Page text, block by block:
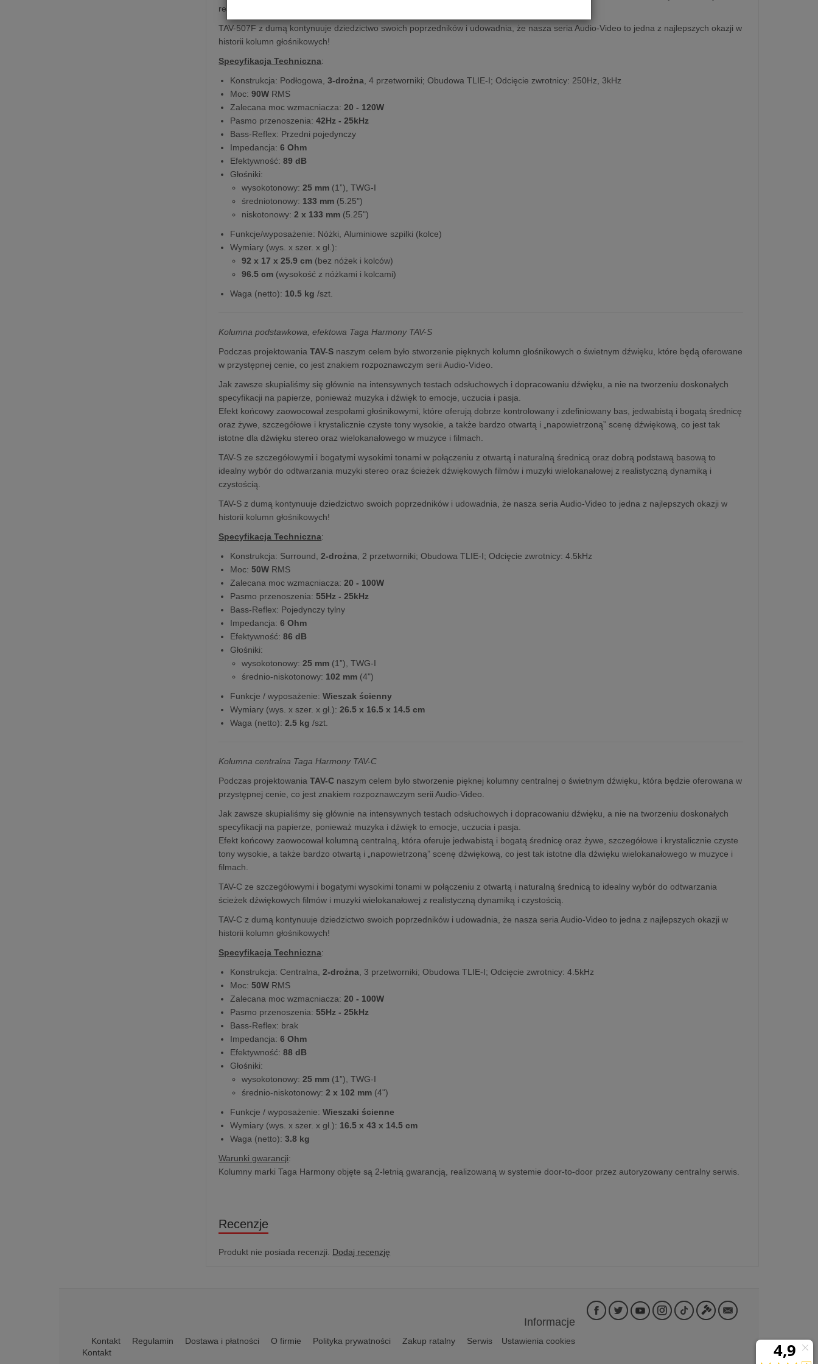
realistycznym basem zapewnianym przez dwa 5.25-calowe głośniki niskotonowe.
TAV-507F z dumą kontynuuje dziedzictwo swoich poprzedników i udowadnia, że nasza seria Audio-Video to jedna z najlepszych okazji w
historii kolumn głośnikowych!
Specyfikacja Techniczna:
Konstrukcja: Podłogowa,3-drożna , 4 przetworniki; Obudowa TLIE-I; Odcięcie zwrotnicy: 250Hz, 3kHz
Moc:90W RMS
Zalecana moc wzmacniacza: 20 - 120W
Pasmo przenoszenia: 42Hz - 25kHz
Bass-Reflex: Przedni pojedynczy
Impedancja:6 Ohm
Efektywność: 89 dB
Głośniki:
wysokotonowy:25 mm (1”), TWG-I
średniotonowy: 133 mm (5.25")
niskotonowy: 2 x 133 mm (5.25")
Funkcje/wyposażenie: Nóżki, Aluminiowe szpilki (kolce)
Wymiary (wys. x szer. x gł.):
92 x 17 x 25.9 cm (bez nóżek i kolców)
96.5 cm (wysokość z nóżkami i kolcami)
Waga (netto): 10.5 kg /szt.
Kolumna podstawkowa, efektowa Taga Harmony TAV-S
Podczas projektowaniaTAV-S naszym celem było stworzenie pięknych kolumn głośnikowych o świetnym dźwięku, które będą oferowane
w przystępnej cenie, co jest znakiem rozpoznawczym serii Audio-Video.
Jak zawsze skupialiśmy się głównie na intensywnych testach odsłuchowych i dopracowaniu dźwięku, a nie na tworzeniu doskonałych
specyfikacji na papierze, ponieważ muzyka i dźwięk to emocje, uczucia i pasja.
Efekt końcowy zaowocował zespołami głośnikowymi, które oferują dobrze kontrolowany i zdefiniowany bas, jedwabistą i bogatą średnicę
oraz żywe, szczegółowe i krystalicznie czyste tony wysokie, a także bardzo otwartą i „napowietrzoną” scenę dźwiękową, co jest tak
istotne dla dźwięku stereo oraz wielokanałowego w muzyce i filmach.
TAV-S ze szczegółowymi i bogatymi wysokimi tonami w połączeniu z otwartą i naturalną średnicą oraz dobrą podstawą basową to
idealny wybór do odtwarzania muzyki stereo oraz ścieżek dźwiękowych filmów i muzyki wielokanałowej z realistyczną dynamiką i
czystością.
TAV-S z dumą kontynuuje dziedzictwo swoich poprzedników i udowadnia, że nasza seria Audio-Video to jedna z najlepszych okazji w
historii kolumn głośnikowych!
Specyfikacja Techniczna:
Konstrukcja: Surround,2-drożna , 2 przetworniki; Obudowa TLIE-I; Odcięcie zwrotnicy: 4.5kHz
Moc:50W RMS
Zalecana moc wzmacniacza: 20 - 100W
Pasmo przenoszenia: 55Hz - 25kHz
Bass-Reflex: Pojedynczy tylny
Impedancja:6 Ohm
Efektywność: 86 dB
Głośniki:
wysokotonowy:25 mm (1”), TWG-I
średnio-niskotonowy: 102 mm (4")
Funkcje / wyposażenie:Wieszak ścienny
Wymiary (wys. x szer. x gł.): 26.5 x 16.5 x 14.5 cm
Waga (netto): 2.5 kg /szt.
Kolumna centralna Taga Harmony TAV-C
Podczas projektowaniaTAV-C naszym celem było stworzenie pięknej kolumny centralnej o świetnym dźwięku, która będzie oferowana w
przystępnej cenie, co jest znakiem rozpoznawczym serii Audio-Video.
Jak zawsze skupialiśmy się głównie na intensywnych testach odsłuchowych i dopracowaniu dźwięku, a nie na tworzeniu doskonałych
specyfikacji na papierze, ponieważ muzyka i dźwięk to emocje, uczucia i pasja.
Efekt końcowy zaowocował kolumną centralną, która oferuje jedwabistą i bogatą średnicę oraz żywe, szczegółowe i krystalicznie czyste
tony wysokie, a także bardzo otwartą i „napowietrzoną” scenę dźwiękową, co jest tak istotne dla dźwięku wielokanałowego w muzyce i
filmach.
TAV-C ze szczegółowymi i bogatymi wysokimi tonami w połączeniu z otwartą i naturalną średnicą to idealny wybór do odtwarzania
ścieżek dźwiękowych filmów i muzyki wielokanałowej z realistyczną dynamiką i czystością.
TAV-C z dumą kontynuuje dziedzictwo swoich poprzedników i udowadnia, że nasza seria Audio-Video to jedna z najlepszych okazji w
historii kolumn głośnikowych!
Specyfikacja Techniczna:
Konstrukcja: Centralna,2-drożna , 3 przetworniki; Obudowa TLIE-I; Odcięcie zwrotnicy: 4.5kHz
Moc:50W RMS
Zalecana moc wzmacniacza: 20 - 100W
Pasmo przenoszenia: 55Hz - 25kHz
Bass-Reflex: brak
Impedancja:6 Ohm
Efektywność:88 dB
Głośniki:
wysokotonowy:25 mm (1”), TWG-I
średnio-niskotonowy: 2 x 102 mm (4")
Funkcje / wyposażenie:Wieszaki ścienne
Wymiary (wys. x szer. x gł.): 16.5 x 43 x 14.5 cm
Waga (netto): 3.8 kg
Warunki gwarancji:
Kolumny marki Taga Harmony objęte są 2-letnią gwarancją, realizowaną w systemie door-to-door przez autoryzowany centralny serwis.
Recenzje
Produkt nie posiada recenzji. Dodaj recenzję
Informacje
Kontakt Regulamin Dostawa i płatności O firmie Polityka prywatności Zakup ratalny Serwis
Ustawienia cookies
Kontakt